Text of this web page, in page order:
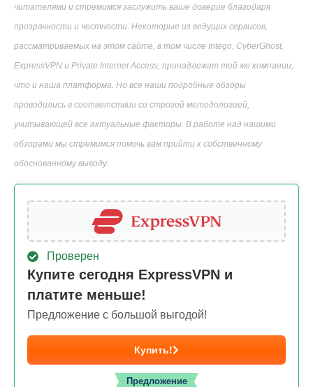
читателями и стремимся заслужить ваше доверие благодаря
прозрачности и честности. Некоторые из ведущих сервисов,
рассматриваемых на этом сайте, в том числе Intego, CyberGhost,
ExpressVPN и Private Internet Access, принадлежат той же компании,
что и наша платформа. Но все наши подробные обзоры
проводились в соответствии со строгой методологией,
учитывающей все актуальные факторы. В работе над нашими
обзорами мы стремимся помочь вам прийти к собственному
обоснованному выводу.
Проверен
Купите сегодня ExpressVPN и
платите меньше!
Предложение с большой выгодой!
Купить!
Предложение